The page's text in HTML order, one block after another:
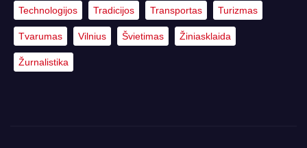
Technologijos Tradicijos Transportas Turizmas
Tvarumas Vilnius Švietimas Žiniasklaida
Žurnalistika